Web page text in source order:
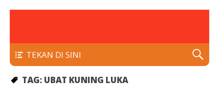
TEKAN DI SINI
TAG: UBAT KUNING LUKA